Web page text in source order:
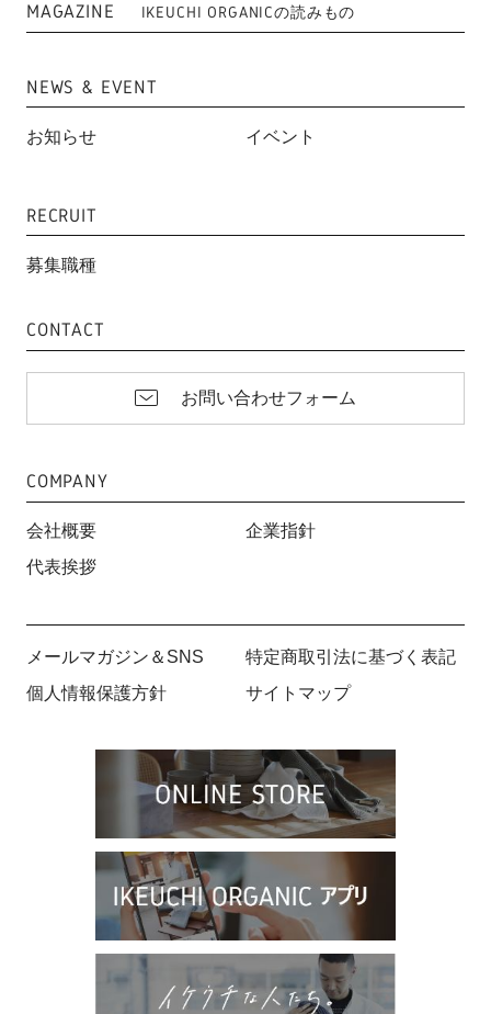
MAGAZINE IKEUCHI ORGANICの読みもの
NEWS & EVENT
お知らせ イベント
RECRUIT
募集職種
CONTACT
お問い合わせフォーム
COMPANY
会社概要
企業指針
代表挨拶
メールマガジン＆SNS
特定商取引法に基づく表記
個人情報保護方針
サイトマップ